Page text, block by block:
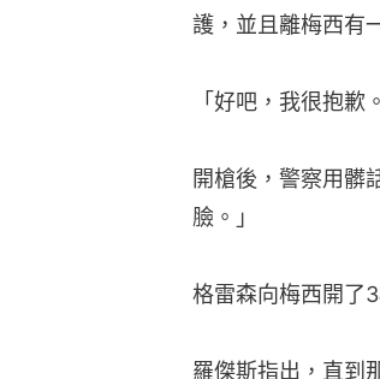
護，並且離梅西有
「好吧，我很抱
開槍後，警察用髒
臉。」
格雷森向梅西開了
羅傑斯指出，直到